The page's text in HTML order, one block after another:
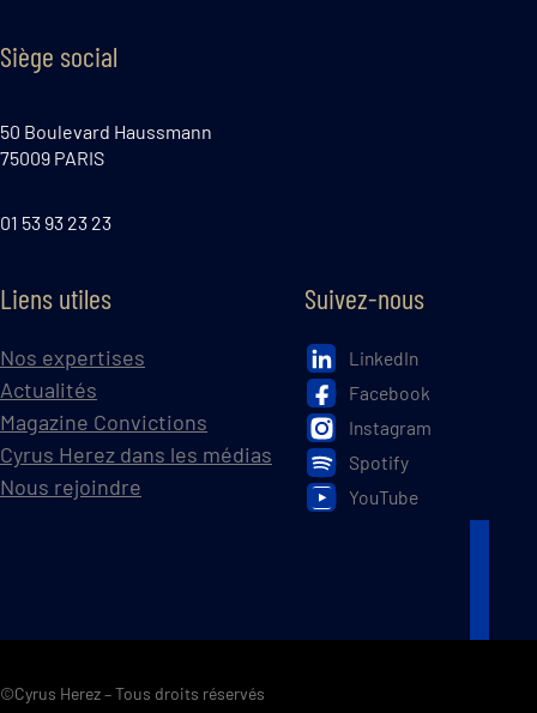
Siège social
50 Boulevard Haussmann
75009 PARIS
01 53 93 23 23
Liens utiles
Nos expertises
Actualités
Magazine Convictions
Cyrus Herez dans les médias
Nous rejoindre
Suivez-nous
LinkedIn
Facebook
Instagram
Spotify
YouTube
©Cyrus Herez – Tous droits réservés